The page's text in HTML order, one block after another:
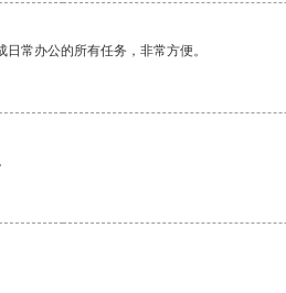
常办公的所有任务，非常方便。